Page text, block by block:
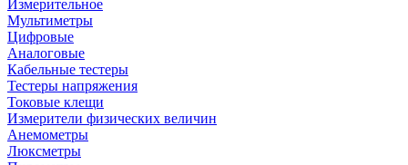
Измерительное
Мультиметры
Цифровые
Аналоговые
Кабельные тестеры
Тестеры напряжения
Токовые клещи
Измерители физических величин
Анемометры
Люксметры